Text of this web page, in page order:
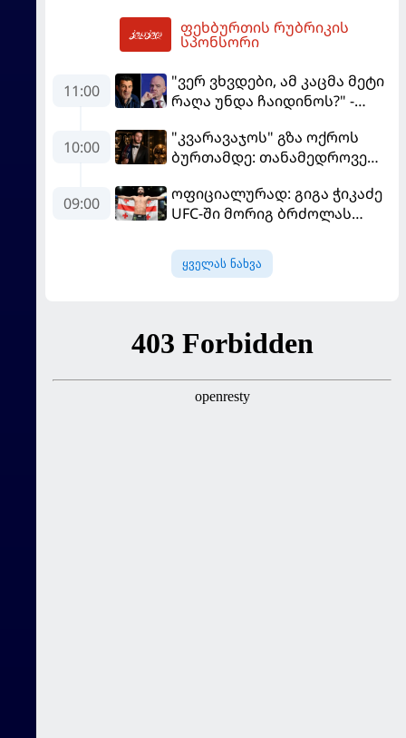
გვსურს" - მიკელ არტეტა
ფეხბურთის რუბრიკის
სპონსორი
11:00
"ვერ ვხვდები, ამ კაცმა მეტი
რაღა უნდა ჩაიდინოს?" -
გადადგომას მოითხოვს
10:00
"კვარავაჯოს" გზა ოქროს
ბურთამდე: თანამედროვე
09:00
ოფიციალურად: გიგა ჭიკაძე
UFC-ში მორიგ ბრძოლას
ყველას ნახვა